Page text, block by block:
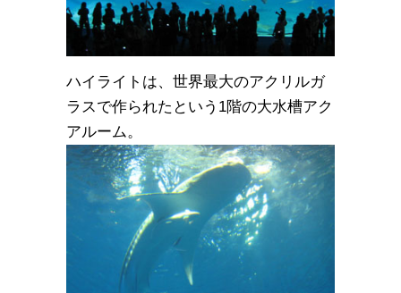
ハイライトは、世界最大のアクリルガ
ラスで作られたという1階の大水槽アク
アルーム。